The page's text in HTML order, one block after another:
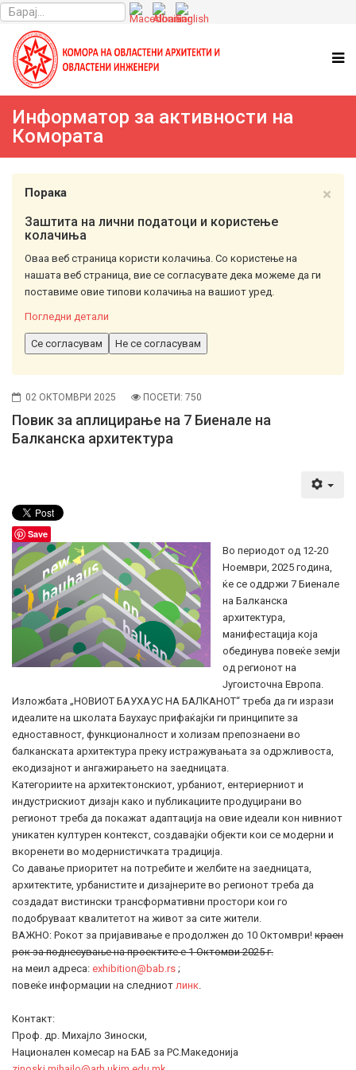
Информатор за активности на
Комората
×
Порака
Заштита на лични податоци и користење
колачиња
Оваа веб страница користи колачиња. Со користење на
нашата веб страница, вие се согласувате дека можеме да ги
поставиме овие типови колачиња на вашиот уред.
Погледни детали
Се согласувам Не се согласувам
02 ОКТОМВРИ 2025 ПОСЕТИ: 750
Повик за аплицирање на 7 Биенале на
Балканска архитектура
Save
Во периодот од 12-20
Ноември, 2025 година,
ќе се оддржи 7 Биенале
на Балканска
архитектура,
манифестација која
обединува повеќе земји
од регионот на
Југоисточна Европа.
Изложбата „НОВИОТ БАУХАУС НА БАЛКАНОТ“ треба да ги изрази
идеалите на школата Баухаус прифаќајќи ги принципите за
едноставност, функционалност и холизам препознаени во
балканската архитектура преку истражувањата за одржливоста,
екодизајнот и ангажирањето на заедницата.
Категориите на архитектонскиот, урбаниот, ентериерниот и
индустрискиот дизајн како и публикациите продуцирани во
регионот треба да покажат адаптација на овие идеали кон нивниот
уникатен културен контекст, создавајќи објекти кои се модерни и
вкоренети во модернистичката традиција.
Со давање приоритет на потребите и желбите на заедницата,
архитектите, урбанистите и дизајнерите во регионот треба да
создадат вистински трансформативни простори кои го
подобруваат квалитетот на живот за сите жители.
ВАЖНО: Рокот за пријавивање е продолжен до 10 Октомври! краен
рок за поднесување на проектите е 1 Октомви 2025 г.
на меил адреса: exhibition@bab.rs ;
повеќе информации на следниот линк.
Контакт:
Проф. др. Михајло Зиноски,
Национален комесар на БАБ за РС.Македонија